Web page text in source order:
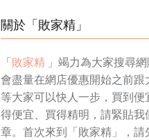
關於「敗家精」
「敗家精 」竭力為大家搜尋
會盡量在網店優惠開始之前跟
等大家可以快人一步，買到便
得便宜、買得精明，請緊貼我
章。首次來到「敗家精」，請